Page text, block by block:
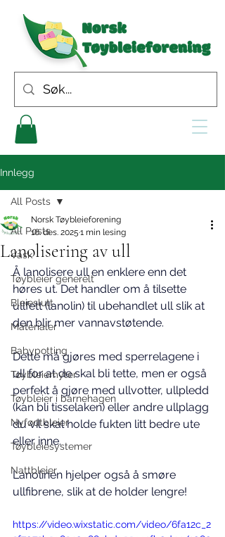
Innlegg
All Posts
Vask
Tøybleier generelt
Bleieslutt
Materialer
Babypotting
Tøybleiemyter
Tøybleier i barnehagen
Nyfødtbleier
Tøybleiesystemer
Nattbleier
All Posts
Lanolisering av ull
Norsk Tøybleieforening
16. des. 2025 1 min lesing
Å lanolisere ull en enklere enn det
høres ut. Det handler om å tilsette
ullfett (lanolin) til ubehandlet ull slik at
den blir mer vannavstøtende.
Dette må gjøres med sperrelagene i
ull for at de skal bli tette, men er også
perfekt å gjøre med ullvotter, ullpledd
(kan bli tisselaken) eller andre ullplagg
du vil skal holde fukten litt bedre ute
eller inne.
Lanolinen hjelper også å smøre
ullfibrene, slik at de holder lengre!
https://video.wixstatic.com/video/6fa12c_2